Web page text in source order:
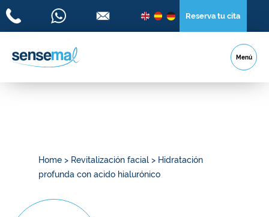
Reserva tu cita
Menú
Home > Revitalización facial > Hidratación
profunda con acido hialurónico